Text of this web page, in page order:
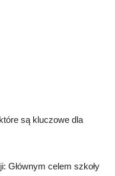
są kluczowe dla
Głównym celem szkoły